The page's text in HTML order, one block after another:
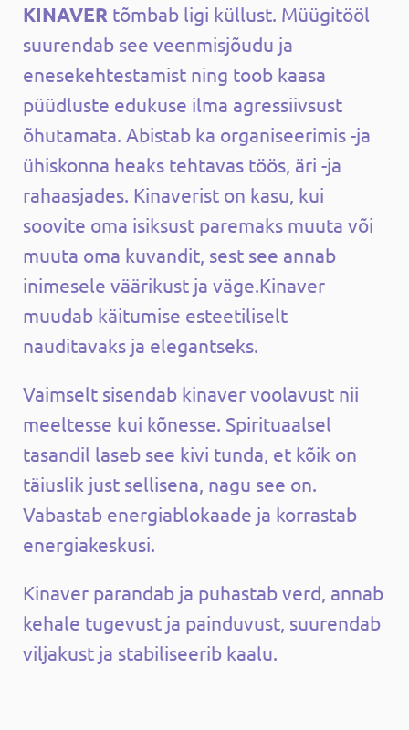
KINAVER tõmbab ligi küllust. Müügitööl
suurendab see veenmisjõudu ja
enesekehtestamist ning toob kaasa
püüdluste edukuse ilma agressiivsust
õhutamata. Abistab ka organiseerimis -ja
ühiskonna heaks tehtavas töös, äri -ja
rahaasjades. Kinaverist on kasu, kui
soovite oma isiksust paremaks muuta või
muuta oma kuvandit, sest see annab
inimesele väärikust ja väge.Kinaver
muudab käitumise esteetiliselt
nauditavaks ja elegantseks.
Vaimselt sisendab kinaver voolavust nii
meeltesse kui kõnesse. Spirituaalsel
tasandil laseb see kivi tunda, et kõik on
täiuslik just sellisena, nagu see on.
Vabastab energiablokaade ja korrastab
energiakeskusi.
Kinaver parandab ja puhastab verd, annab
kehale tugevust ja painduvust, suurendab
viljakust ja stabiliseerib kaalu.